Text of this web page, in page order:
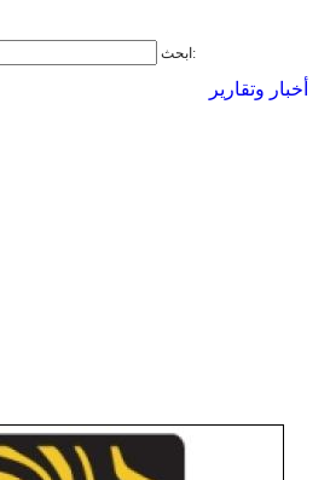
ابحث ابحث عن:
أخبار وتقارير